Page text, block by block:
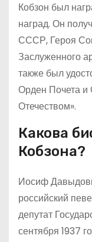
Кобзон был
наград. Он
СССР, Героя
Заслуженного
также был
Орден Почета и
Отечеством».
Какова
Кобзона?
Иосиф
российский
депутат
сентября 1937